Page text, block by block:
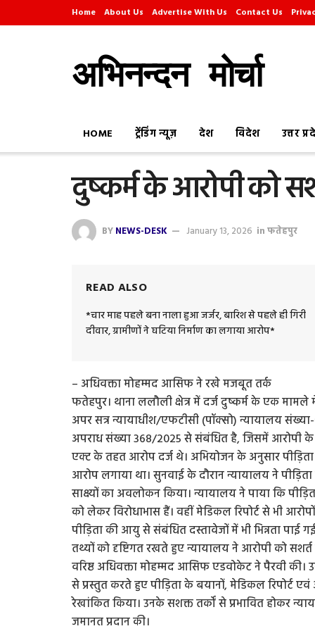
Home About Us Advertise With Us Contact Us
अभिनन्दन मोर्चा
HOME ट्रेंडिंग न्यूज़ देश विदेश उत्तर
दुष्कर्म के आरोपी को
BYNEWS-DESK January 13, 2026 inफतेहपुर
READ ALSO
*चार माह पहले बना नाला हुआ जर्जर, बारिश से पहले ही गिरी
दीवार, ग्रामीणों ने घटिया निर्माण का लगाया आरोप*
– अधिवक्ता मोहम्मद आसिफ ने रखे मजबूत तर्क
फतेहपुर। थाना ललौली क्षेत्र में दर्ज दुष्कर्म के एक
अपर सत्र न्यायाधीश/एफटीसी (पॉक्सो) न्यायालय
अपराध संख्या 368/2025 से संबंधित है, जिसमें आरोपी के
एक्ट के तहत आरोप दर्ज थे। अभियोजन के अनुसार
आरोप लगाया था। सुनवाई के दौरान न्यायालय ने
साक्ष्यों का अवलोकन किया। न्यायालय ने पाया कि
को लेकर विरोधाभास हैं। वहीं मेडिकल रिपोर्ट से भी
पीड़िता की आयु से संबंधित दस्तावेजों में भी भिन्नता
तथ्यों को दृष्टिगत रखते हुए न्यायालय ने आरोपी को
वरिष्ठ अधिवक्ता मोहम्मद आसिफ एडवोकेट ने पैरवी की।
से प्रस्तुत करते हुए पीड़िता के बयानों, मेडिकल रिपोर्ट
रेखांकित किया। उनके सशक्त तर्कों से प्रभावित होकर
जमानत प्रदान की।